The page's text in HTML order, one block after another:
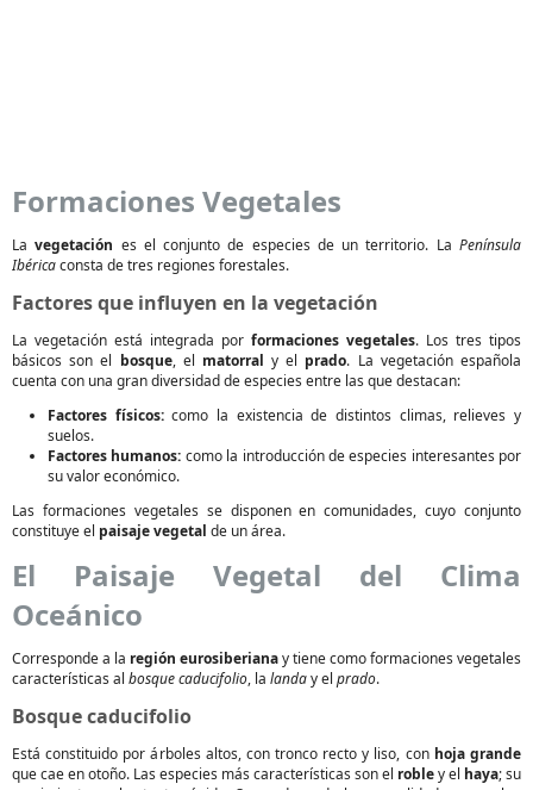
Formaciones Vegetales
Lavegetación es el conjunto de especies de un territorio. LaPenínsula
Ibéricaconsta de tres regiones forestales.
Factores que influyen en la vegetación
La vegetación está integrada por formaciones vegetales. Los tres tipos
básicos son el bosque, el matorral y el prado. La vegetación española
cuenta con una gran diversidad de especies entre las que destacan:
Factores físicos:como la existencia de distintos climas, relieves y
suelos.
Factores humanos: como la introducción de especies interesantes por
su valor económico.
Las formaciones vegetales se disponen en comunidades, cuyo conjunto
constituye el paisaje vegetal de un área.
El Paisaje Vegetal del Clima
Oceánico
Corresponde a la región eurosiberianay tiene como formaciones vegetales
características al bosque caducifolio, la landay el prado.
Bosque caducifolio
Está constituido por árboles altos, con tronco recto y liso, con hoja grande
que cae en otoño. Las especies más características son el robley el haya; su